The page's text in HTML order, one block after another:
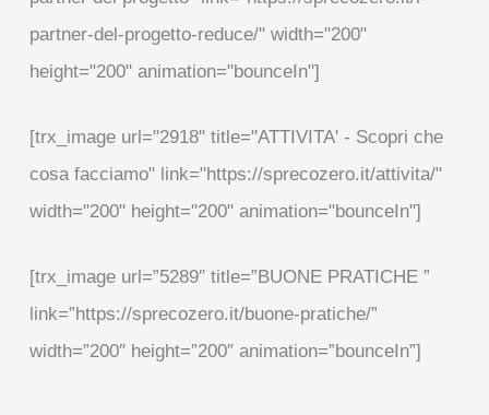
partner-del-progetto-reduce/" width="200"
height="200" animation="bounceIn"]
[trx_image url="2918" title="ATTIVITA' - Scopri che
cosa facciamo" link="https://sprecozero.it/attivita/"
width="200" height="200" animation="bounceIn"]
[trx_image url=”5289″ title=”BUONE PRATICHE ”
link=”https://sprecozero.it/buone-pratiche/”
width=”200″ height=”200″ animation=”bounceIn”]